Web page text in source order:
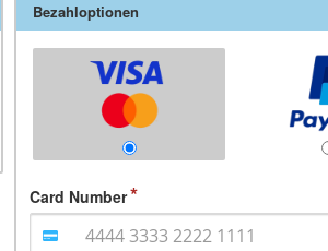
Bezahloptionen
Card Number